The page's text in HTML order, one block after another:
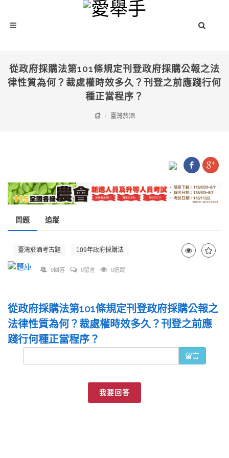
從政府採購法第101條規定刊登政府採購公報之法
律性質為何？裁處權時效多久？刊登之前應踐行何
種正當程序？
臺灣菸酒
問題 追蹤
臺灣菸酒考古題 109年政府採購法
0回答 0留言 0追蹤
從政府採購法第101條規定刊登政府採購公報之
法律性質為何？裁處權時效多久？刊登之前應
踐行何種正當程序？
留言
我要回答